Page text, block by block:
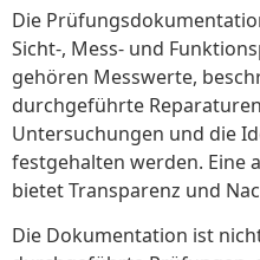
Die
Sicht-, Mess- und
gehören Messwerte,
durchgeführte
Untersuchungen und die
festgehalten werden. Eine
bietet Transparenz und
Die Dokumentation ist